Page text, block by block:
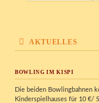
AKTUELLES
BOWLING IM KISPI
Die beiden Bowlingbahnen
Kinderspielhauses für 10 €/